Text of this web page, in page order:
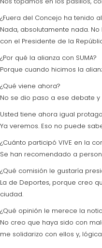
¿Fuera del Concejo ha tenido
Nada, absolutamente nada.
con el Presidente de la
¿Por qué la alianza con SUMA?
Porque cuando hicimos la
¿Qué viene ahora?
No se dio paso a ese debate
Usted tiene ahora igual
Ya veremos. Eso no puede
¿Cuánto participó VIVE en la
Se han recomendado a
¿Qué comisión le gustaría
La de Deportes, porque creo
ciudad.
¿Qué opinión le merece la
No creo que haya sido con
me solidarizo con ellos y,